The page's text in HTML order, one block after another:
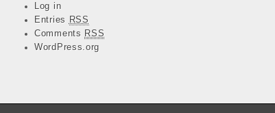
Log in
Entries
RSS
Comments RSS
WordPress.org